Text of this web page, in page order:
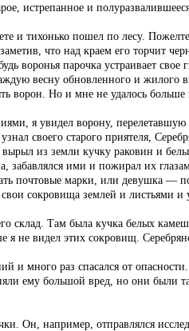
истрепанное и
и тихонько пошел по лесу.
что над краем его торчит
воронья парочка устраивает
весну обновленного и
ворон. Но и мне не удалось больше
я увидел ворону,
узнал своего старого приятеля,
вырыл из земли кучку раковин и
забавлялся ими и пожирал их
почтовые марки, или девушка —
сокровища землей и листьями и
склад. Там была кучка белых
я не видел этих сокровищ.
и много раз спасался от
ему большой вред, но они были
Он, например, отправлялся